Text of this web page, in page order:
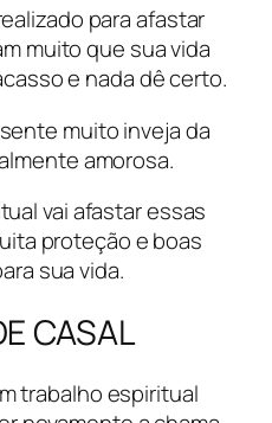
para afastar
muito que sua vida
e nada dê certo.
muito inveja da
amorosa.
vai afastar essas
proteção e boas
sua vida.
CASAL
trabalho espiritual